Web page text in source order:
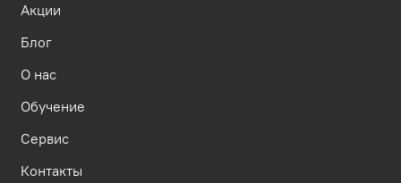
Акции
Блог
О нас
Обучение
Сервис
Контакты